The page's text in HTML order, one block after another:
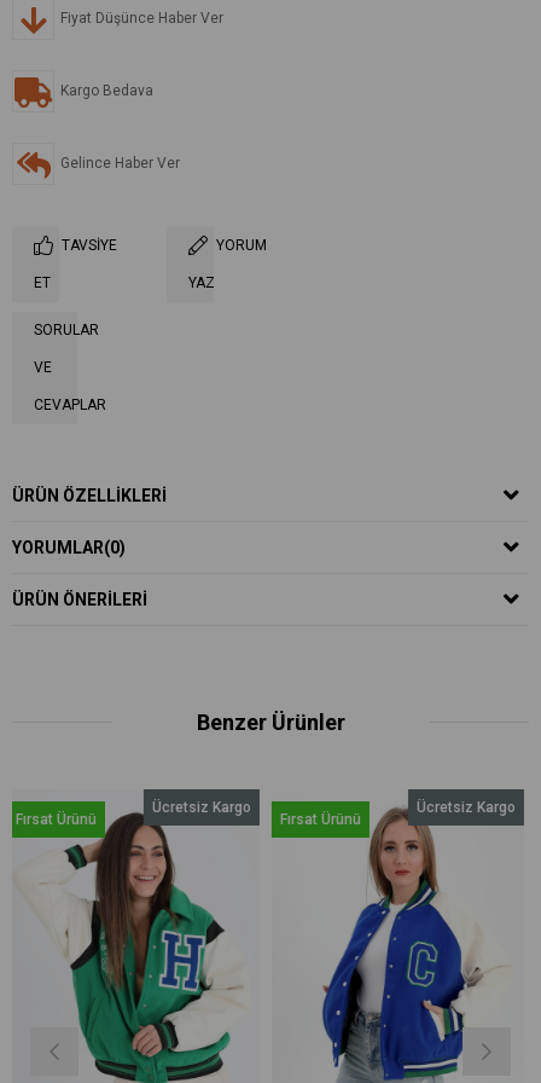
Fiyat Düşünce Haber Ver
Kargo Bedava
Gelince Haber Ver
TAVSIYE
ET
YORUM
YAZ
SORULAR
VE
CEVAPLAR
ÜRÜN ÖZELLIKLERI
YORUMLAR(0)
ÜRÜN ÖNERILERI
Benzer Ürünler
Ücretsiz Kargo Ücretsiz Kargo
Fırsat Ürünü Fırsat